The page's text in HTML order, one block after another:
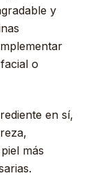
y
o
en sí,
más